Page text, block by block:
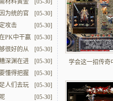
[05-30]
材料黄金
[05-30]
为统的官
位装备
[05-30]
攻击
[05-30]
PK中干赢
[05-30]
很好的从
值
[05-30]
深渊在进
[05-30]
懂得把握
[05-30]
人们去玩
[05-30]
学会这一招传奇